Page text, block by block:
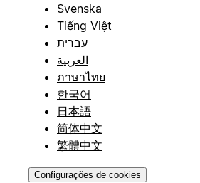
Svenska
Tiếng Việt
עברית
العربية
ภาษาไทย
한국어
日本語
简体中文
繁體中文
Configurações de cookies